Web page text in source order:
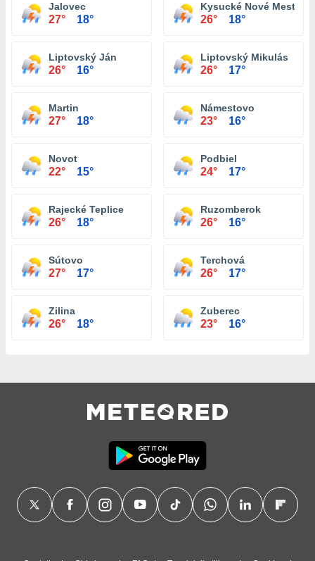
Jalovec
27° 18°
Kysucké Nové Mesto
26° 18°
Liptovský Ján
26° 16°
Liptovský Mikulás
26° 17°
Martin
27° 18°
Námestovo
23° 16°
Novot
22° 15°
Podbiel
24° 17°
Rajecké Teplice
26° 18°
Ruzomberok
26° 16°
Sútovo
27° 17°
Terchová
26° 17°
Zilina
26° 18°
Zuberec
23° 16°